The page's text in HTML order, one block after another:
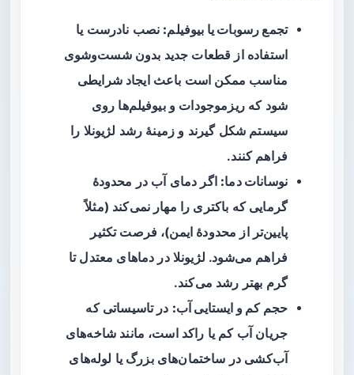
تجمع رسوبات یا بیوفیلم: نصب نادرست یا
استفاده از قطعات جدید بدون شست‌وشوی
مناسب ممکن است باعث ایجاد شرایطی
شود که ریزموجودات و بیوفیلم‌ها روی
سیستم شکل گیرند و زمینهٔ رشد لژیونلا را
فراهم کنند.
نوسانات دما: اگر دمای آب در محدودهٔ
گرمایی که باکتری را مهار نمی‌کند (مثلاً
پایین‌تر از محدودهٔ ایمن)، فرصت تکثیر
فراهم می‌شود. لژیونلا در دماهای معتدل تا
گرم بهتر رشد می‌کند.
حجم کم و ایستایی آب: در تاسیساتی که
جریان آب کم یا راکد است، مانند شاخه‌های
آب‌کشی در ساختمان‌های بزرگ یا لوله‌های